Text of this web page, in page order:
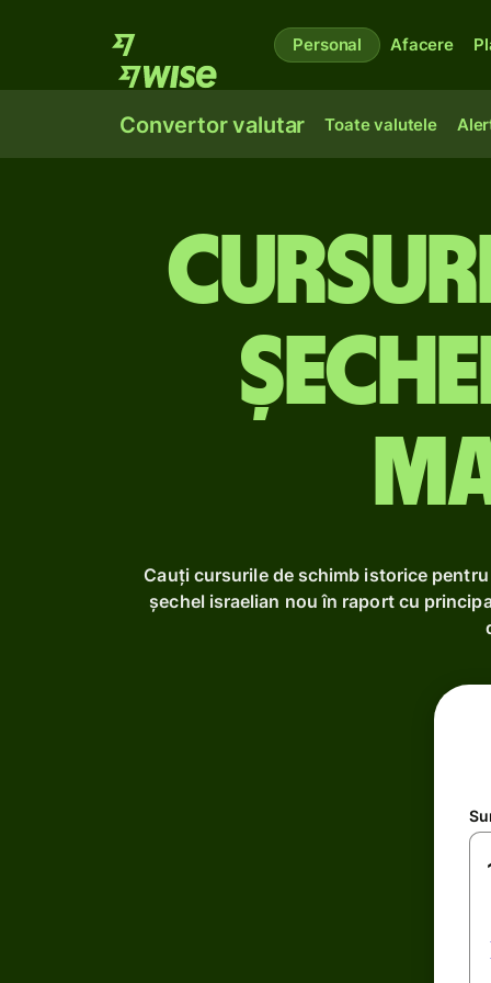
Personal Afacere
Convertor valutar Toate valutele
Cauți cursurile de schimb istorice
șechel israelian nou în raport cu